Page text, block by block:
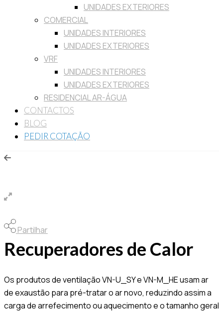
UNIDADES EXTERIORES
COMERCIAL
UNIDADES INTERIORES
UNIDADES EXTERIORES
VRF
UNIDADES INTERIORES
UNIDADES EXTERIORES
RESIDENCIAL AR-ÁGUA
CONTACTOS
BLOG
PEDIR COTAÇÃO
Partilhar
Recuperadores de Calor
Os produtos de ventilação VN-U_SY e VN-M_HE usam ar
de exaustão para pré-tratar o ar novo, reduzindo assim a
carga de arrefecimento ou aquecimento e o tamanho geral